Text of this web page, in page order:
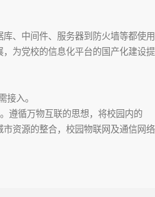
、中间件、服务器到防火墙等都使用
为党校的信息化平台的国产化建设提
入。
遵循万物互联的思想，将校园内的
资源的整合，校园物联网及通信网络